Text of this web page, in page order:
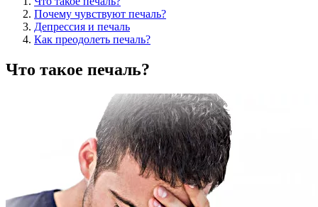
Почему чувствуют печаль?
Депрессия и печаль
Как преодолеть печаль?
Что такое печаль?